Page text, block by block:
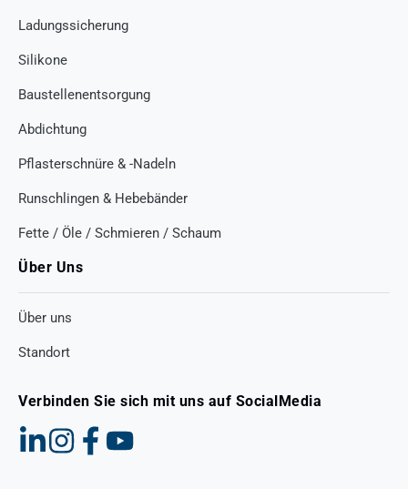
Ladungssicherung
Silikone
Baustellenentsorgung
Abdichtung
Pflasterschnüre & -Nadeln
Runschlingen & Hebebänder
Fette / Öle / Schmieren / Schaum
Über Uns
Über uns
Standort
Verbinden Sie sich mit uns auf SocialMedia